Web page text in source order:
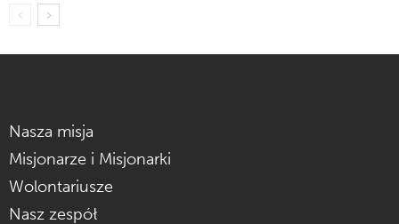
Nasza misja
Misjonarze i Misjonarki
Wolontariusze
Nasz zespół